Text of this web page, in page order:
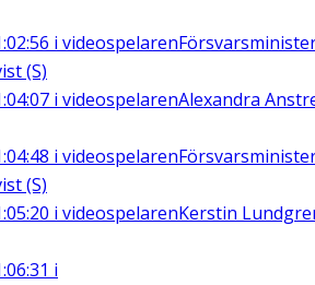
i videospelaren
(S)
i videospelarenAlexandra
i videospelaren
(S)
i videospelarenKerstin
i